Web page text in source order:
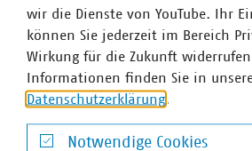
wir die Dienste von YouTube. Ihr
können Sie jederzeit im Bereich
Wirkung für die Zukunft
Informationen finden Sie in
Datenschutzerklärung
Notwendige Cookies